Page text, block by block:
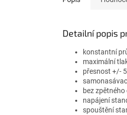
Detailní popis
konstantní
maximální
přesnost +/-
bez zpětného
napájení
spouštění